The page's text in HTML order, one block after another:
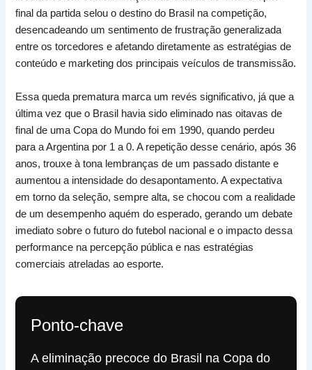
final da partida selou o destino do Brasil na competição,
desencadeando um sentimento de frustração generalizada
entre os torcedores e afetando diretamente as estratégias de
conteúdo e marketing dos principais veículos de transmissão.
Essa queda prematura marca um revés significativo, já que a
última vez que o Brasil havia sido eliminado nas oitavas de
final de uma Copa do Mundo foi em 1990, quando perdeu
para a Argentina por 1 a 0. A repetição desse cenário, após 36
anos, trouxe à tona lembranças de um passado distante e
aumentou a intensidade do desapontamento. A expectativa
em torno da seleção, sempre alta, se chocou com a realidade
de um desempenho aquém do esperado, gerando um debate
imediato sobre o futuro do futebol nacional e o impacto dessa
performance na percepção pública e nas estratégias
comerciais atreladas ao esporte.
Ponto-chave
A eliminação precoce do Brasil na Copa do